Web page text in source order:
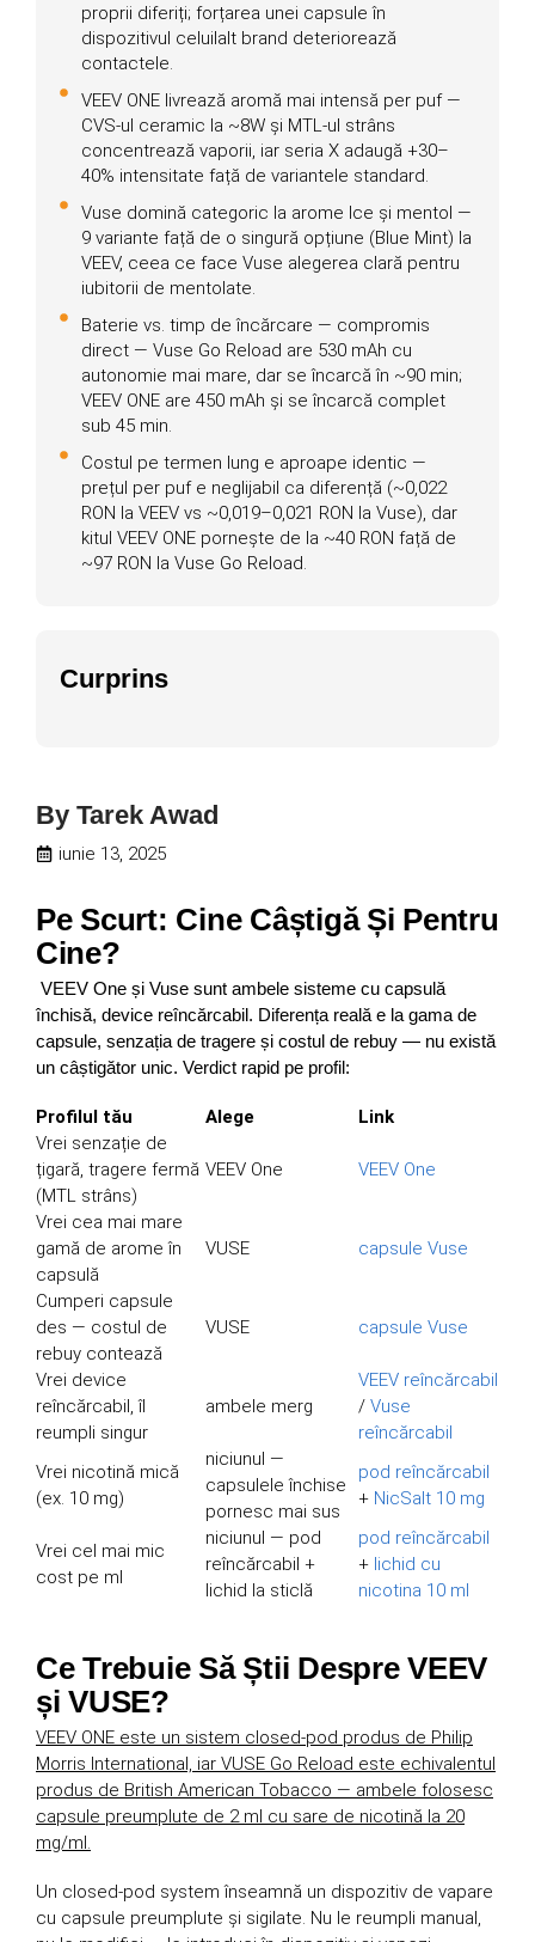
proprii diferiți; forțarea unei capsule în
dispozitivul celuilalt brand deteriorează
contactele.
VEEV ONE livrează aromă mai intensă per puf —
CVS-ul ceramic la ~8W și MTL-ul strâns
concentrează vaporii, iar seria X adaugă +30–
40% intensitate față de variantele standard.
Vuse domină categoric la arome Ice și mentol —
9 variante față de o singură opțiune (Blue Mint) la
VEEV, ceea ce face Vuse alegerea clară pentru
iubitorii de mentolate.
Baterie vs. timp de încărcare — compromis
direct — Vuse Go Reload are 530 mAh cu
autonomie mai mare, dar se încarcă în ~90 min;
VEEV ONE are 450 mAh și se încarcă complet
sub 45 min.
Costul pe termen lung e aproape identic —
prețul per puf e neglijabil ca diferență (~0,022
RON la VEEV vs ~0,019–0,021 RON la Vuse), dar
kitul VEEV ONE pornește de la ~40 RON față de
~97 RON la Vuse Go Reload.
Curprins
By Tarek Awad
iunie 13, 2025
Pe Scurt: Cine Câștigă Și Pentru
Cine?
VEEV One și Vuse sunt ambele sisteme cu capsulă
închisă, device reîncărcabil. Diferența reală e la gama de
capsule, senzația de tragere și costul de rebuy — nu există
un câștigător unic. Verdict rapid pe profil:
Profilul tău Alege
Link
Vrei senzație de
țigară, tragere fermă
(MTL strâns)
VEEV One VEEV One
Vrei cea mai mare
gamă de arome în
capsulă
VUSE capsule Vuse
Cumperi capsule
des — costul de
rebuy contează
VUSE capsule Vuse
Vrei device
reîncărcabil, îl
reumpli singur
ambele merg
VEEV reîncărcabil
/ Vuse
reîncărcabil
Vrei nicotină mică
(ex. 10 mg)
niciunul —
capsulele închise
pornesc mai sus
pod reîncărcabil
+ NicSalt 10 mg
Vrei cel mai mic
cost pe ml
niciunul — pod
reîncărcabil +
lichid la sticlă
pod reîncărcabil
+ lichid cu
nicotina 10 ml
Ce Trebuie Să Știi Despre VEEV
și VUSE?
VEEV ONE este un sistem closed-pod produs de Philip
Morris International, iar VUSE Go Reload este echivalentul
produs de British American Tobacco — ambele folosesc
capsule preumplute de 2 ml cu sare de nicotină la 20
mg/ml.
Un closed-pod system înseamnă un dispozitiv de vapare
cu capsule preumplute și sigilate. Nu le reumpli manual,